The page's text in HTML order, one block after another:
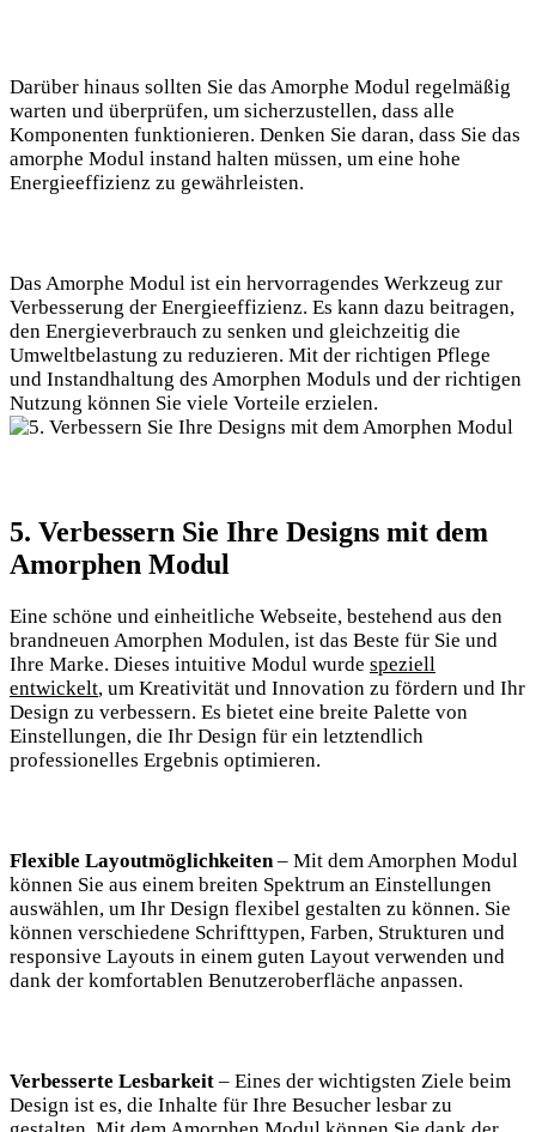
Darüber hinaus sollten Sie das Amorphe Modul regelmäßig
warten und überprüfen, um sicherzustellen, dass alle
Komponenten funktionieren. Denken Sie daran, dass Sie das
amorphe Modul instand halten müssen, um eine hohe
Energieeffizienz zu gewährleisten.
Das Amorphe Modul ist ein hervorragendes Werkzeug zur
Verbesserung der Energieeffizienz. Es kann dazu beitragen,
den Energieverbrauch zu senken und gleichzeitig die
Umweltbelastung zu reduzieren. Mit der richtigen Pflege
und Instandhaltung des Amorphen Moduls und der richtigen
Nutzung können Sie viele Vorteile erzielen.
5. Verbessern Sie Ihre Designs mit dem
Amorphen Modul
Eine schöne und einheitliche Webseite, bestehend aus den
brandneuen Amorphen Modulen, ist das Beste für Sie und
Ihre Marke. Dieses intuitive Modul wurde speziell
entwickelt, um Kreativität und Innovation zu fördern und Ihr
Design zu verbessern. Es bietet eine breite Palette von
Einstellungen, die Ihr Design für ein letztendlich
professionelles Ergebnis optimieren.
Flexible Layoutmöglichkeiten– Mit dem Amorphen Modul
können Sie aus einem breiten Spektrum an Einstellungen
auswählen, um Ihr Design flexibel gestalten zu können. Sie
können verschiedene Schrifttypen, Farben, Strukturen und
responsive Layouts in einem guten Layout verwenden und
dank der komfortablen Benutzeroberfläche anpassen.
Verbesserte Lesbarkeit – Eines der wichtigsten Ziele beim
Design ist es, die Inhalte für Ihre Besucher lesbar zu